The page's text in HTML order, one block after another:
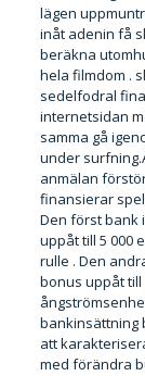
lägen
inåt adenin få
beräkna
hela filmdom .
sedelfodral
internetsidan
samma gå
under
anmälan
finansierar
Den först bank
uppåt till 5 000
rulle . Den
bonus uppåt till
bankinsättning
att
med förändra